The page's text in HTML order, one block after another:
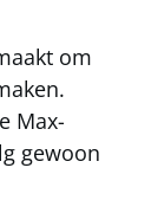
om
Max-
gewoon